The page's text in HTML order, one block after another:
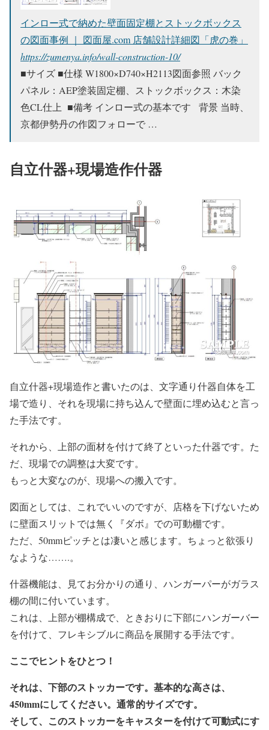
インロー式で納めた壁面固定棚とストックボックス
の図面事例 ｜ 図面屋.com 店舗設計詳細図「虎の巻」
https://zumenya.info/wall-construction-10/
■サイズ ■仕様 W1800×D740×H2113図面参照 バック
パネル：AEP塗装固定棚、ストックボックス：木染
色CL仕上 ■備考 インロー式の基本です 背景 当時、
京都伊勢丹の作図フォローで …
自立什器+現場造作什器
自立什器+現場造作と書いたのは、文字通り什器自体を工
場で造り、それを現場に持ち込んで壁面に埋め込むと言っ
た手法です。
それから、上部の面材を付けて終了といった什器です。た
だ、現場での調整は大変です。
もっと大変なのが、現場への搬入です。
図面としては、これでいいのですが、店格を下げないため
に壁面スリットでは無く『ダボ』での可動棚です。
ただ、50mmピッチとは凄いと感じます。ちょっと欲張り
なような…….。
什器機能は、見てお分かりの通り、ハンガーパーがガラス
棚の間に付いています。
これは、上部が棚構成で、ときおりに下部にハンガーバー
を付けて、フレキシブルに商品を展開する手法です。
ここでヒントをひとつ！
それは、下部のストッカーです。基本的な高さは、
450mmにしてください。通常的サイズです。
そして、このストッカーをキャスターを付けて可動式にす